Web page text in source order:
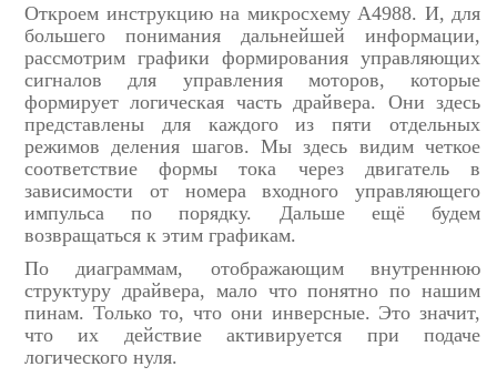
Откроем инструкцию на микросхему A4988. И, для
большего понимания дальнейшей информации,
рассмотрим графики формирования управляющих
сигналов для управления моторов, которые
формирует логическая часть драйвера. Они здесь
представлены для каждого из пяти отдельных
режимов деления шагов. Мы здесь видим четкое
соответствие формы тока через двигатель в
зависимости от номера входного управляющего
импульса по порядку. Дальше ещё будем
возвращаться к этим графикам.
По диаграммам, отображающим внутреннюю
структуру драйвера, мало что понятно по нашим
пинам. Только то, что они инверсные. Это значит,
что их действие активируется при подаче
логического нуля.